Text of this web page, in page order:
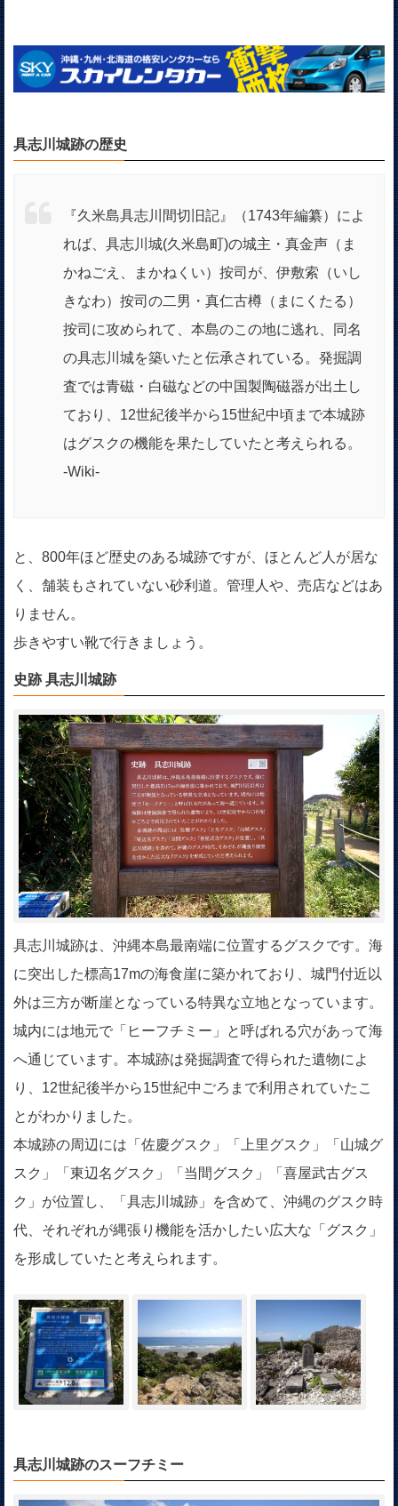
具志川城跡の歴史
『久米島具志川間切旧記』（1743年編纂）によ
れば、具志川城(久米島町)の城主・真金声（ま
かねごえ、まかねくい）按司が、伊敷索（いし
きなわ）按司の二男・真仁古樽（まにくたる）
按司に攻められて、本島のこの地に逃れ、同名
の具志川城を築いたと伝承されている。発掘調
査では青磁・白磁などの中国製陶磁器が出土し
ており、12世紀後半から15世紀中頃まで本城跡
はグスクの機能を果たしていたと考えられる。
-Wiki-
と、800年ほど歴史のある城跡ですが、ほとんど人が居な
く、舗装もされていない砂利道。管理人や、売店などはあ
りません。
歩きやすい靴で行きましょう。
史跡 具志川城跡
具志川城跡は、沖縄本島最南端に位置するグスクです。海
に突出した標高17mの海食崖に築かれており、城門付近以
外は三方が断崖となっている特異な立地となっています。
城内には地元で「ヒーフチミー」と呼ばれる穴があって海
へ通じています。本城跡は発掘調査で得られた遺物によ
り、12世紀後半から15世紀中ごろまで利用されていたこ
とがわかりました。
本城跡の周辺には「佐慶グスク」「上里グスク」「山城グ
スク」「東辺名グスク」「当間グスク」「喜屋武古グス
ク」が位置し、「具志川城跡」を含めて、沖縄のグスク時
代、それぞれが縄張り機能を活かしたい広大な「グスク」
を形成していたと考えられます。
具志川城跡のスーフチミー